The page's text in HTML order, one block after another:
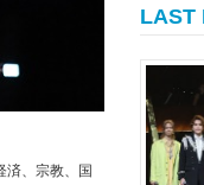
済、宗教、国
LAST